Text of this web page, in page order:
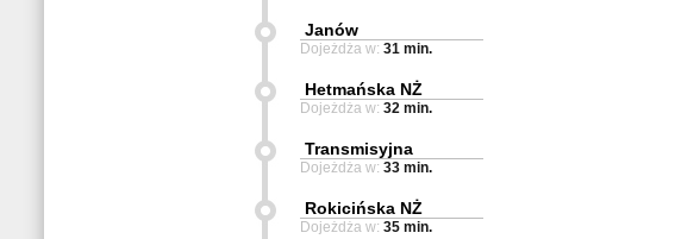
Janów
Dojeżdża w: 31 min.
Hetmańska NŻ
Dojeżdża w: 32 min.
Transmisyjna
Dojeżdża w: 33 min.
Rokicińska NŻ
Dojeżdża w: 35 min.